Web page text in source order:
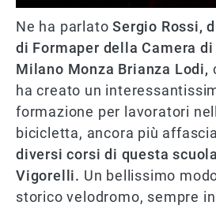
Ne ha parlatoSergio Rossi,
di Formaper della Camera
Milano Monza Brianza Lodi,
ha creato un
formazione per lavoratori
bicicletta, ancora più
diversi corsi di questa
Vigorelli. Un bellissimo
storico velodromo, sempre